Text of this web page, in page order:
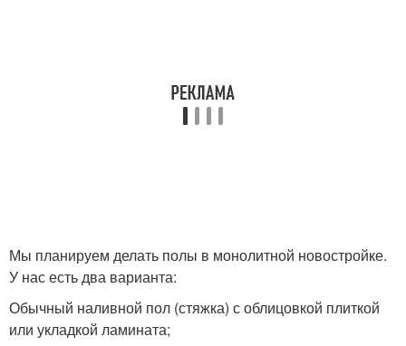
Мы планируем делать полы в монолитной новостройке.
У нас есть два варианта:
Обычный наливной пол (стяжка) с облицовкой плиткой
или укладкой ламината;